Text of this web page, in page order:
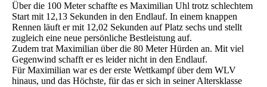
Über die 100 Meter schaffte es Maximilian Uhl trotz schlechtem
Start mit 12,13 Sekunden in den Endlauf. In einem knappen
Rennen läuft er mit 12,02 Sekunden auf Platz sechs und stellt
zugleich eine neue persönliche Bestleistung auf.
Zudem trat Maximilian über die 80 Meter Hürden an. Mit viel
Gegenwind schafft er es leider nicht in den Endlauf.
Für Maximilian war es der erste Wettkampf über dem WLV
hinaus, und das Höchste, für das er sich in seiner Altersklasse